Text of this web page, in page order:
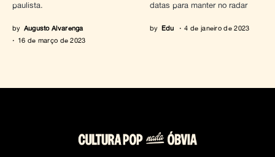
paulista.
by Augusto Alvarenga
16 de março de 2023
datas para manter no radar
by Edu 4 de janeiro de 2023